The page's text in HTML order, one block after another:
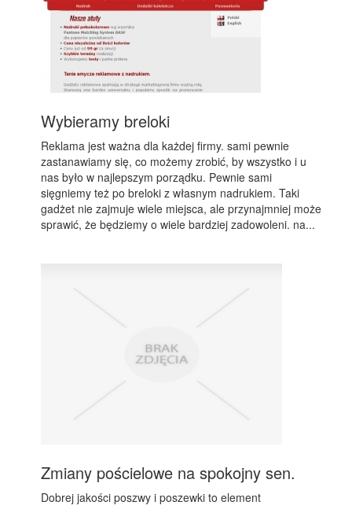
Wybieramy breloki
Reklama jest ważna dla każdej firmy. sami pewnie
zastanawiamy się, co możemy zrobić, by wszystko i u
nas było w najlepszym porządku. Pewnie sami
sięgniemy też po breloki z własnym nadrukiem. Taki
gadżet nie zajmuje wiele miejsca, ale przynajmniej może
sprawić, że będziemy o wiele bardziej zadowoleni. na...
Zmiany pościelowe na spokojny sen.
Dobrej jakości poszwy i poszewki to element